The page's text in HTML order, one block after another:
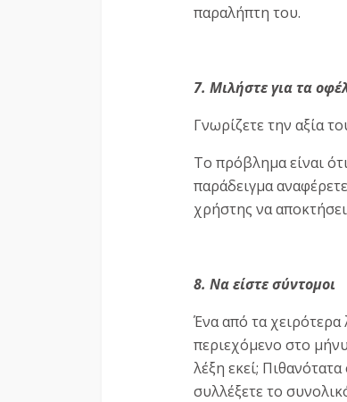
παραλήπτη του.
7. Μιλήστε για τα
Γνωρίζετε την αξία
Το πρόβλημα είναι
παράδειγμα
χρήστης να
8. Να είστε σύντομοι
Ένα από τα
περιεχόμενο στο
λέξη εκεί;
συλλέξετε το